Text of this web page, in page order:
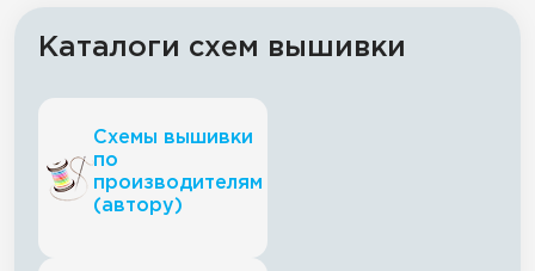
Каталоги схем вышивки
Схемы вышивки
по
производителям
(автору)